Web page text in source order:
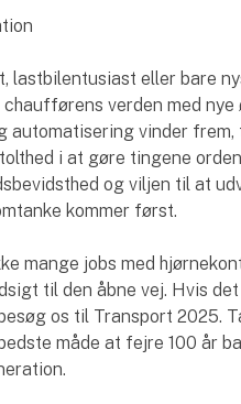
lastbilentusiast eller bare
verden med nye
vinder frem,
i at gøre tingene
og viljen til at
kommer først.
mange jobs med
til den åbne vej. Hvis det
os til Transport 2025.
måde at fejre 100 år